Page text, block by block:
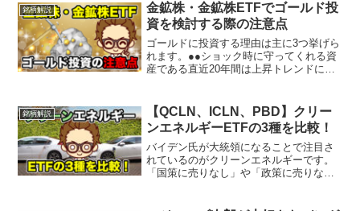
トフォリオに入れる重要性をわかってい
て、スポットで追加購...
銘柄解説
金鉱株・金鉱株ETFでゴールド投
資を検討する際の注意点
ゴールドに投資する理由は主に3つ挙げら
れます。●●ショック時に守ってくれる資
産である直近20年間は上昇トレンドにあ
りたい方は下記のゴールドETF(GLDM)に
わたしが投...
銘柄解説
【QCLN、ICLN、PBD】クリー
ンエネルギーETFの3種を比較！
バイデン氏が大統領になることで注目さ
れているのがクリーンエネルギーです。
「国策に売りなし」や「政策に売りな